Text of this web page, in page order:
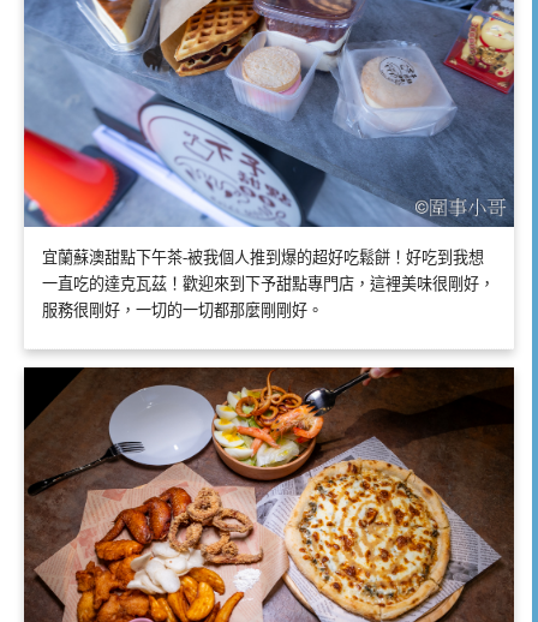
宜蘭蘇澳甜點下午茶-被我個人推到爆的超好吃鬆餅！好吃到我想
一直吃的達克瓦茲！歡迎來到下予甜點專門店，這裡美味很剛好，
服務很剛好，一切的一切都那麼剛剛好。